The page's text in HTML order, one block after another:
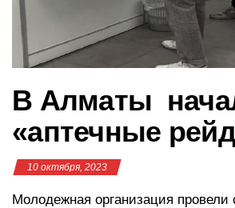
В Алматы
«аптечные
10 октября, 2023
Молодежная организация